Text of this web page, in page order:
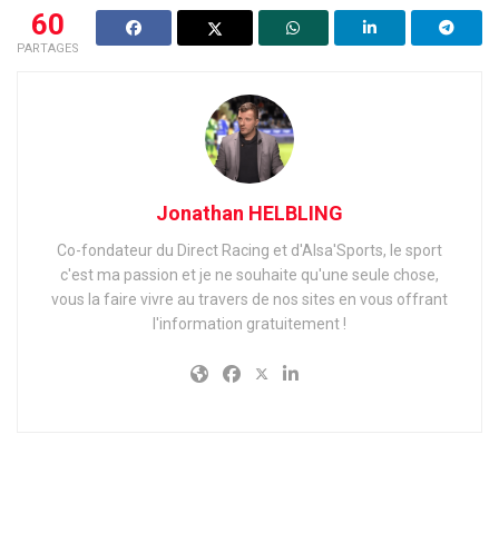
60
PARTAGES
Jonathan HELBLING
Co-fondateur du Direct Racing et d'Alsa'Sports, le sport
c'est ma passion et je ne souhaite qu'une seule chose,
vous la faire vivre au travers de nos sites en vous offrant
l'information gratuitement !